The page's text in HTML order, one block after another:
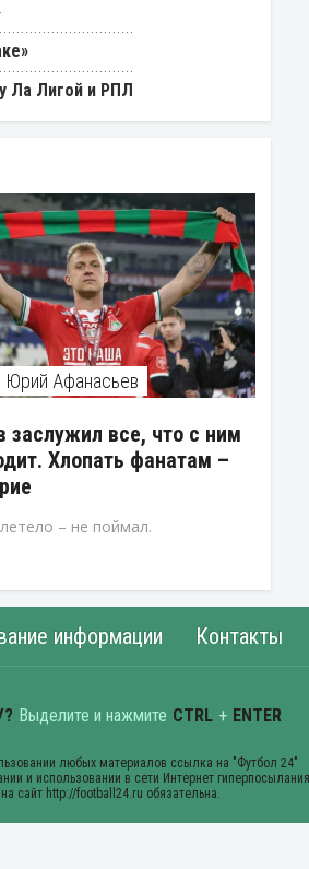
Ла Лигой и РПЛ
Юрий Афанасьев
заслужил все, что с ним
Хлопать фанатам –
– не поймал.
информации Контакты